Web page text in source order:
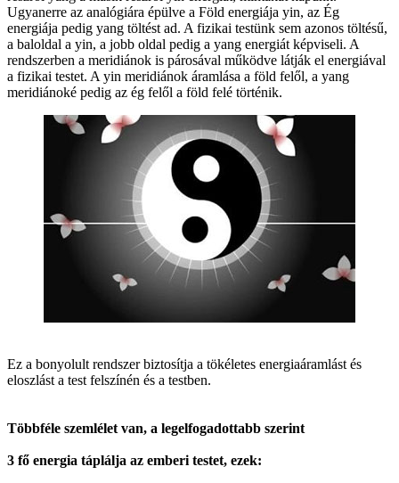
Ugyanerre az analógiára épülve a Föld energiája yin, az Ég
energiája pedig yang töltést ad. A fizikai testünk sem azonos töltésű,
a baloldal a yin, a jobb oldal pedig a yang energiát képviseli. A
rendszerben a meridiánok is párosával működve látják el energiával
a fizikai testet. A yin meridiánok áramlása a föld felől, a yang
meridiánoké pedig az ég felől a föld felé történik.
Ez a bonyolult rendszer biztosítja a tökéletes energiaáramlást és
eloszlást a test felszínén és a testben.
Többféle szemlélet van, a legelfogadottabb szerint
3 fő energia táplálja az emberi testet, ezek: